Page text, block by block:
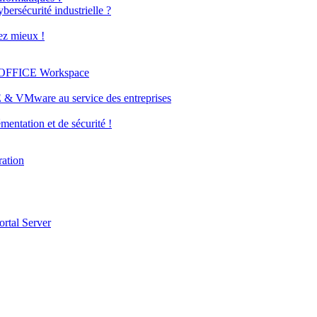
industrielle ?
mieux !
Workspace
VMware au service des entreprises
et de sécurité !
Server